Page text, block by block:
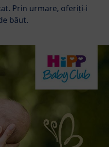
Prin urmare, oferiți-i
băut.